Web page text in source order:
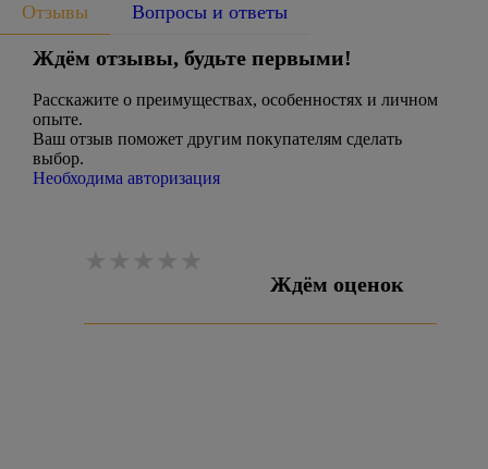
Отзывы Вопросы и ответы
Ждём отзывы, будьте первыми!
Расскажите о преимуществах, особенностях и личном
опыте.
Ваш отзыв поможет другим покупателям сделать
выбор.
Необходима авторизация
Ждём оценок